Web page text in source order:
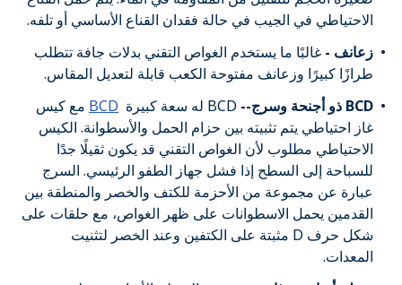
الاحتياطي في الجيب في حالة فقدان القناع الأساسي أو تلفه.
زعانف - غالبًا ما يستخدم الغواص التقني بدلات جافة تتطلب
طرازًا كبيرًا وزعانف مفتوحة الكعب قابلة لتعديل المقاس.
BCD ذو أجنحة وسرج--
BCD له سعة كبيرة BCD مع كيس
غاز احتياطي يتم تثبيته بين حزام الحمل والأسطوانة. الكيس
الاحتياطي مطلوب لأن الغواص التقني قد يكون ثقيلًا جدًا
للسباحة إلى السطح إذا فشل جهاز الطفو الرئيسي. السرج
عبارة عن مجموعة من الأحزمة للكتف والخصر والمنطقة بين
القدمين يحمل الاسطوانات على ظهر الغواص، مع حلقات على
شكل حرف D مثبتة على الكتفين وعند الخصر لتثنيت
المعدات.